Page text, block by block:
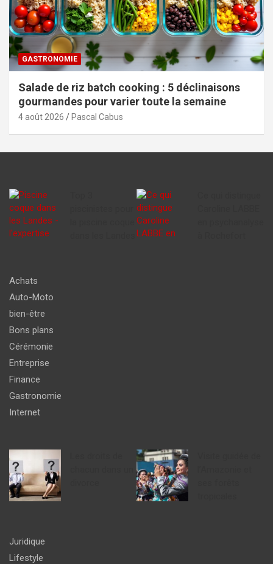
GASTRONOMIE
Salade de riz batch cooking : 5 déclinaisons
gourmandes pour varier toute la semaine
4 août 2026 Pascal Cabus
Achats
Auto-Moto
bien-être
Bons plans
Cérémonie
Entreprise
Finance
Gastronomie
Internet
Juridique
Lifestyle